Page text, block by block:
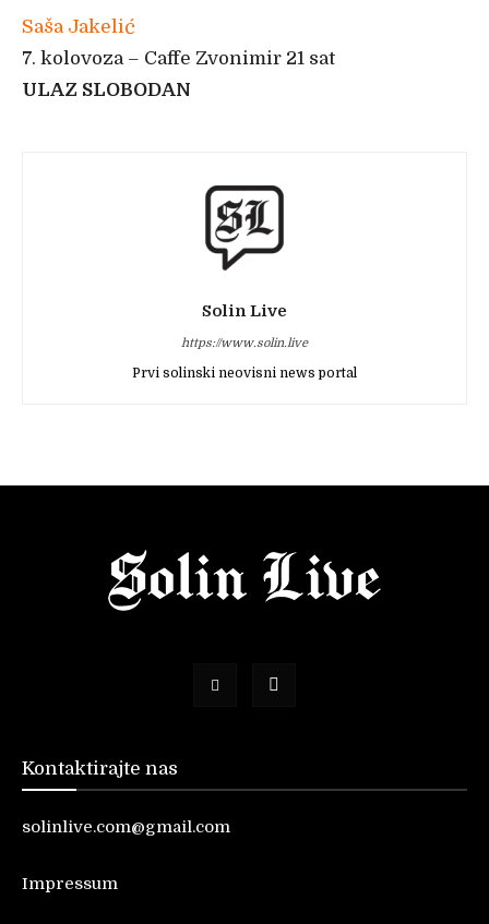
Saša Jakelić
7. kolovoza – Caffe Zvonimir 21 sat
ULAZ SLOBODAN
Solin Live
https://www.solin.live
Prvi solinski neovisni news portal
Kontaktirajte nas
solinlive.com@gmail.com
Impressum